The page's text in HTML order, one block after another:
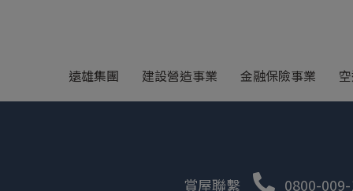
遠雄集團 建設營造事業 金融保險事業
賞屋聯繫 0800-